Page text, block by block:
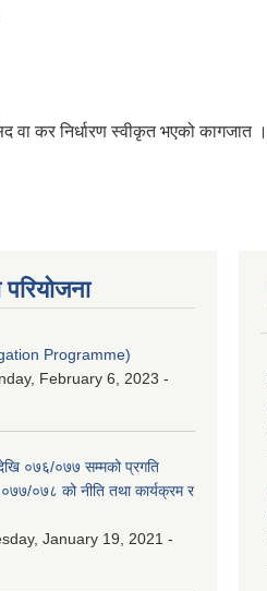
वा कर निर्धारण स्वीकृत भएको कागजात ।
Programme)
February 6, 2023 -
०७६/०७७ सम्मको प्रगति
०७८ को नीति तथा कार्यक्रम र
January 19, 2021 -